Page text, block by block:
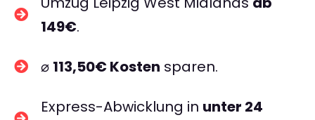
149€.
⌀ 113,50€ Kosten sparen.
Express-Abwicklung in unter 24